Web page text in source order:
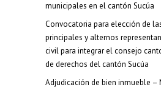
municipales en el cantón Sucúa
Convocatoria para elección de
principales y alternos
civil para integrar el consejo
de derechos del cantón Sucúa
Adjudicación de bien inmueble –